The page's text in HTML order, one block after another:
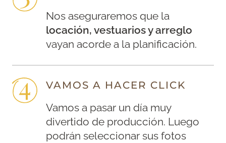
Nos aseguraremos que la
locación, vestuarios y arreglo
vayan acorde a la planificación.
VAMOS A HACER CLICK
Vamos a pasar un día muy
divertido de producción. Luego
podrán seleccionar sus fotos